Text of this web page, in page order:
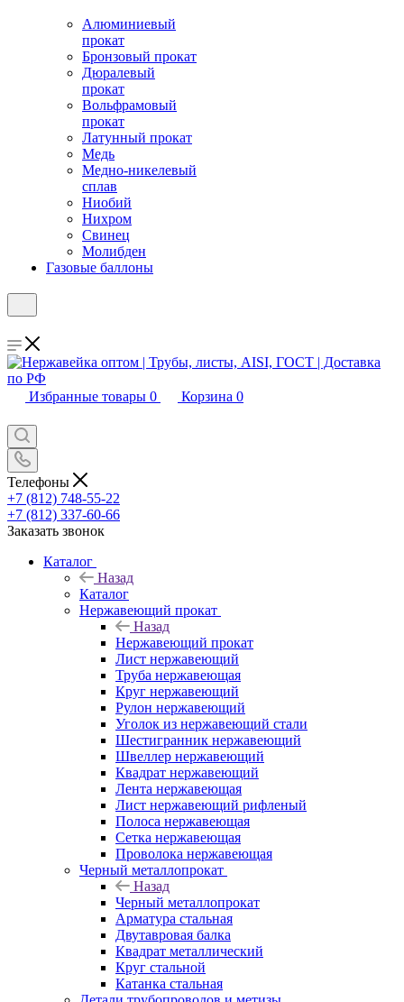
Алюминиевый
прокат
Бронзовый прокат
Дюралевый
прокат
Вольфрамовый
прокат
Латунный прокат
Медь
Медно-никелевый
сплав
Ниобий
Нихром
Свинец
Молибден
Газовые баллоны
Избранные товары 0 Корзина 0
Телефоны
+7 (812) 748-55-22
+7 (812) 337-60-66
Заказать звонок
Каталог
Назад
Каталог
Нержавеющий прокат
Назад
Нержавеющий прокат
Лист нержавеющий
Труба нержавеющая
Круг нержавеющий
Рулон нержавеющий
Уголок из нержавеющий стали
Шестигранник нержавеющий
Швеллер нержавеющий
Квадрат нержавеющий
Лента нержавеющая
Лист нержавеющий рифленый
Полоса нержавеющая
Сетка нержавеющая
Проволока нержавеющая
Черный металлопрокат
Назад
Черный металлопрокат
Арматура стальная
Двутавровая балка
Квадрат металлический
Круг стальной
Катанка стальная